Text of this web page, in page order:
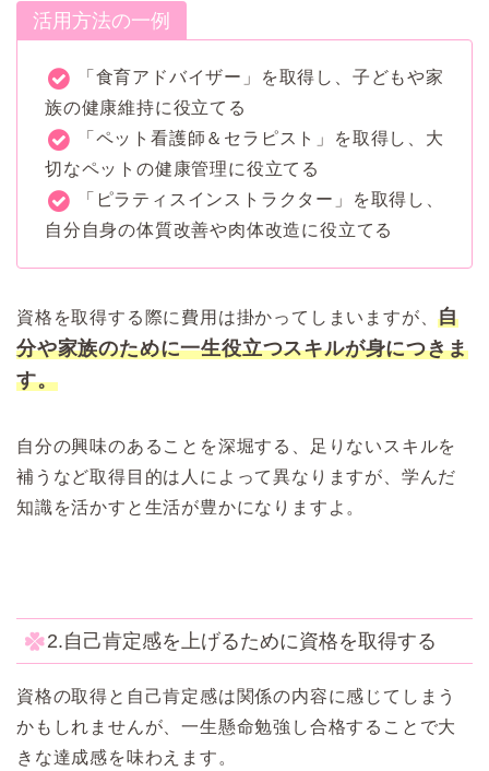
活用方法の一例
「食育アドバイザー」を取得し、子どもや家
族の健康維持に役立てる
「ペット看護師＆セラピスト」を取得し、大
切なペットの健康管理に役立てる
「ピラティスインストラクター」を取得し、
自分自身の体質改善や肉体改造に役立てる
資格を取得する際に費用は掛かってしまいますが、自
分や家族のために一生役立つスキルが身につきま
す。
自分の興味のあることを深堀する、足りないスキルを
補うなど取得目的は人によって異なりますが、学んだ
知識を活かすと生活が豊かになりますよ。
2.自己肯定感を上げるために資格を取得する
資格の取得と自己肯定感は関係の内容に感じてしまう
かもしれませんが、一生懸命勉強し合格することで大
きな達成感を味わえます。